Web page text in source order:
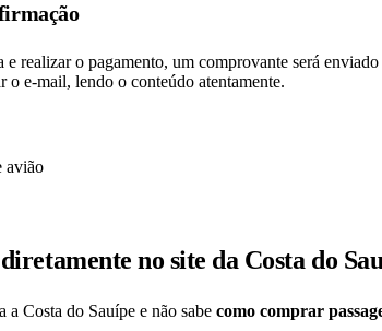
realizar o pagamento, um comprovante será
o e-mail, lendo o conteúdo atentamente.
no site da Costa do
a Costa do Sauípe e não sabe como comprar